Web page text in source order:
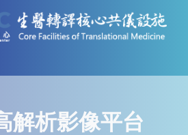
解析影像平台